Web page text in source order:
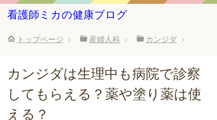
看護師ミカの健康ブログ
トップページ 産婦人科 カンジダ
カンジダは生理中も病院で診察
してもらえる？薬や塗り薬は使
える？